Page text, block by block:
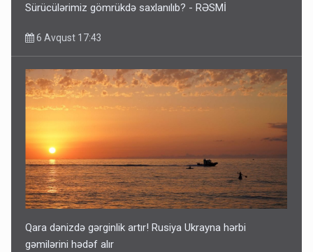
Sürücülərimiz gömrükdə saxlanılıb? - RƏSMİ
6 Avqust 17:43
Qara dənizdə gərginlik artır! Rusiya Ukrayna hərbi
gəmilərini hədəf alır